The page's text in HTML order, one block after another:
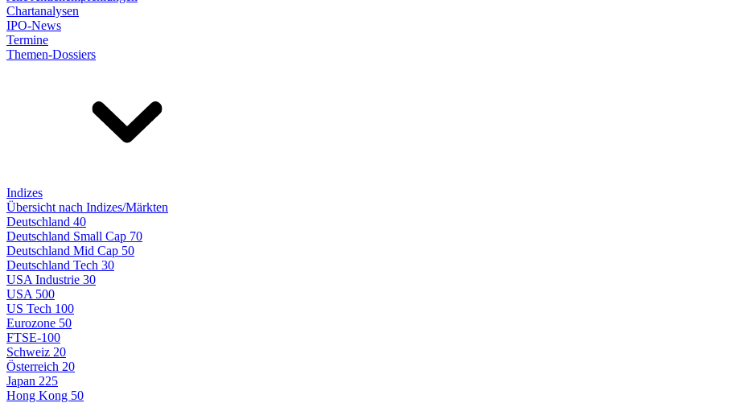
Chartanalysen
IPO-News
Termine
Themen-Dossiers
Indizes
Übersicht nach Indizes/Märkten
Deutschland 40
Deutschland Small Cap 70
Deutschland Mid Cap 50
Deutschland Tech 30
USA Industrie 30
USA 500
US Tech 100
Eurozone 50
FTSE-100
Schweiz 20
Österreich 20
Japan 225
Hong Kong 50